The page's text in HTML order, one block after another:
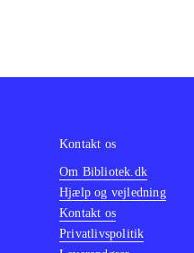
Kontakt os
Om Bibliotek.dk
Hjælp og vejledning
Kontakt os
Privatlivspolitik